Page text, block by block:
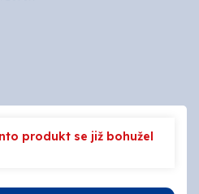
produkt se již bohužel